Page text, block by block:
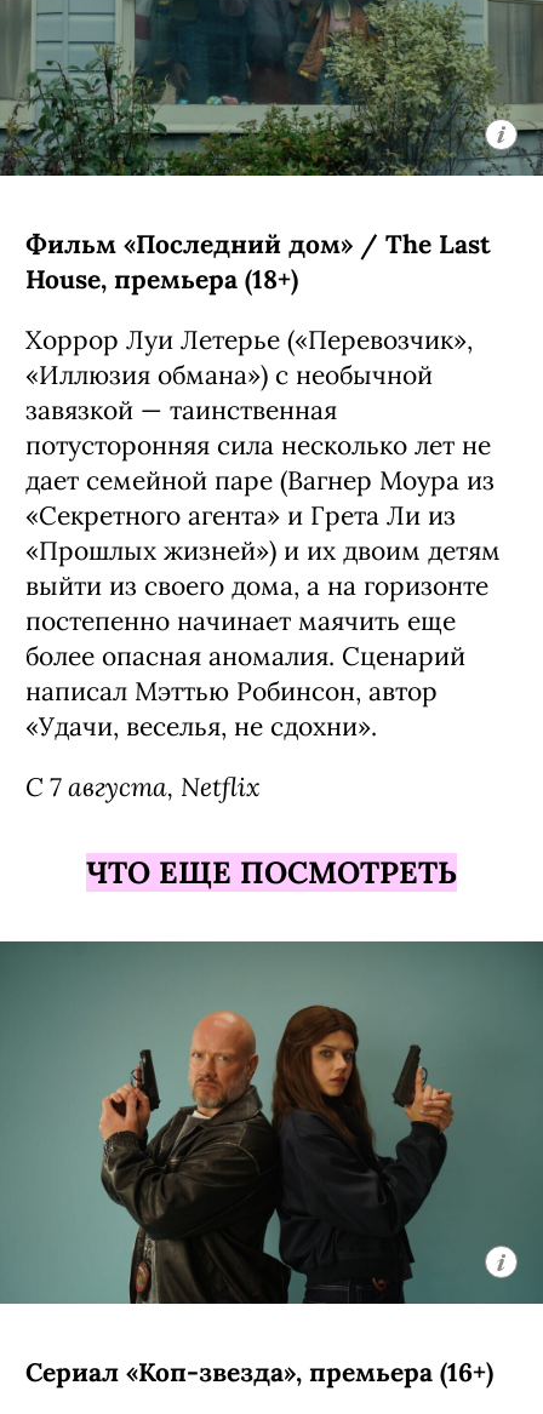
Фильм «Последний дом» / The Last
House, премьера (18+)
Хоррор Луи Летерье («Перевозчик»,
«Иллюзия обмана») с необычной
завязкой — таинственная
потусторонняя сила несколько лет не
дает семейной паре (Вагнер Моура из
«Секретного агента» и Грета Ли из
«Прошлых жизней») и их двоим детям
выйти из своего дома, а на горизонте
постепенно начинает маячить еще
более опасная аномалия. Сценарий
написал Мэттью Робинсон, автор
«Удачи, веселья, не сдохни».
С 7 августа, Netflix
ЧТО ЕЩЕ ПОСМОТРЕТЬ
Сериал «Коп-звезда», премьера (16+)